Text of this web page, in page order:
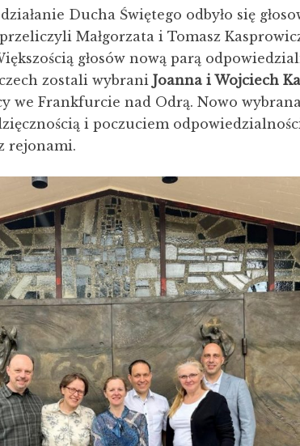
Ducha Świętego odbyło się
Małgorzata i Tomasz
głosów nową parą
zostali wybrani Joanna i Wojciech
we Frankfurcie nad Odrą. Nowo wybrana
i poczuciem
rejonami.